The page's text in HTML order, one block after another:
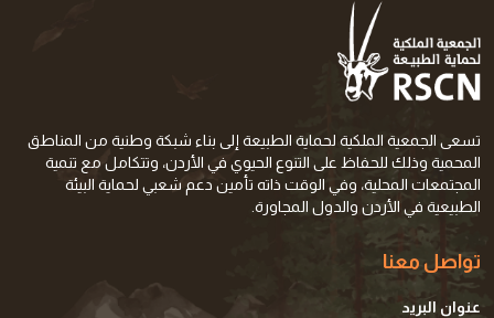
تسعى الجمعية الملكية لحماية الطبيعة إلى بناء شبكة وطنية من المناطق
المحمية وذلك للحفاظ على التنوع الحيوي في الأردن، وتتكامل مع تنمية
المجتمعات المحلية، وفي الوقت ذاته تأمين دعم شعبي لحماية البيئة
الطبيعية في الأردن والدول المجاورة.
تواصل معنا
عنوان البريد